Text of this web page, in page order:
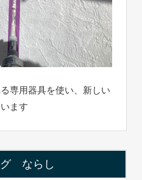
専用器具を使い、新しい
ます
グ ならし